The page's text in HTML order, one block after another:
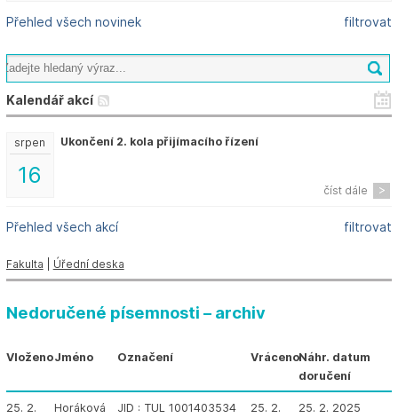
Přehled všech novinek filtrovat
Kalendář akcí
16
srpen Ukončení 2. kola přijímacího řízení
číst dále
Přehled všech akcí filtrovat
Fakulta Úřední deska
Nedoručené písemnosti – archiv
VloženoJméno Označení VrácenoNáhr. datum
doručení
25. 2.
Horáková
JID : TUL 1001403534
25. 2.
25. 2. 2025